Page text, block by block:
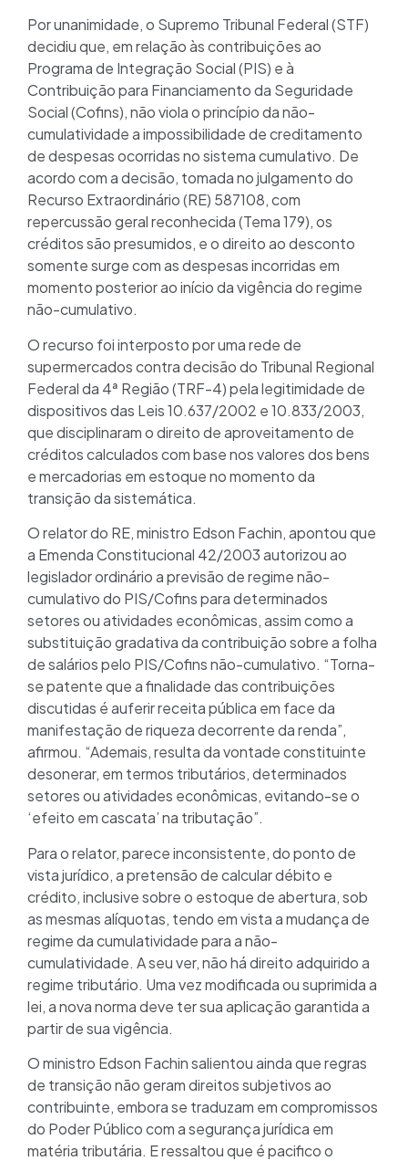
Por unanimidade, o Supremo Tribunal Federal (STF)
decidiu que, em relação às contribuições ao
Programa de Integração Social (PIS) e à
Contribuição para Financiamento da Seguridade
Social (Cofins), não viola o princípio da não-
cumulatividade a impossibilidade de creditamento
de despesas ocorridas no sistema cumulativo. De
acordo com a decisão, tomada no julgamento do
Recurso Extraordinário (RE) 587108, com
repercussão geral reconhecida (Tema 179), os
créditos são presumidos, e o direito ao desconto
somente surge com as despesas incorridas em
momento posterior ao início da vigência do regime
não-cumulativo.
O recurso foi interposto por uma rede de
supermercados contra decisão do Tribunal Regional
Federal da 4ª Região (TRF-4) pela legitimidade de
dispositivos das Leis 10.637/2002 e 10.833/2003,
que disciplinaram o direito de aproveitamento de
créditos calculados com base nos valores dos bens
e mercadorias em estoque no momento da
transição da sistemática.
O relator do RE, ministro Edson Fachin, apontou que
a Emenda Constitucional 42/2003 autorizou ao
legislador ordinário a previsão de regime não-
cumulativo do PIS/Cofins para determinados
setores ou atividades econômicas, assim como a
substituição gradativa da contribuição sobre a folha
de salários pelo PIS/Cofins não-cumulativo. “Torna-
se patente que a finalidade das contribuições
discutidas é auferir receita pública em face da
manifestação de riqueza decorrente da renda”,
afirmou. “Ademais, resulta da vontade constituinte
desonerar, em termos tributários, determinados
setores ou atividades econômicas, evitando-se o
‘efeito em cascata’ na tributação”.
Para o relator, parece inconsistente, do ponto de
vista jurídico, a pretensão de calcular débito e
crédito, inclusive sobre o estoque de abertura, sob
as mesmas alíquotas, tendo em vista a mudança de
regime da cumulatividade para a não-
cumulatividade. A seu ver, não há direito adquirido a
regime tributário. Uma vez modificada ou suprimida a
lei, a nova norma deve ter sua aplicação garantida a
partir de sua vigência.
O ministro Edson Fachin salientou ainda que regras
de transição não geram direitos subjetivos ao
contribuinte, embora se traduzam em compromissos
do Poder Público com a segurança jurídica em
matéria tributária. E ressaltou que é pacifico o